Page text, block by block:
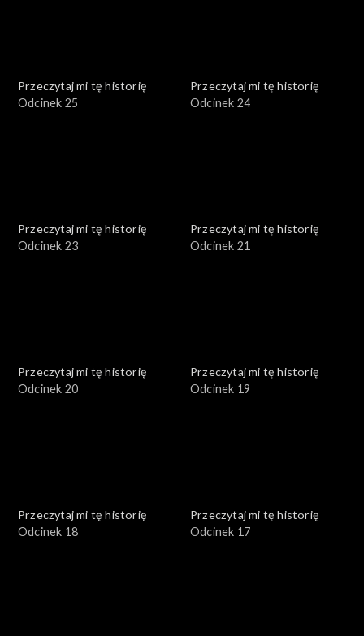
Przeczytaj mi tę historię
Odcinek 25
Przeczytaj mi tę historię
Odcinek 24
Przeczytaj mi tę historię
Odcinek 23
Przeczytaj mi tę historię
Odcinek 21
Przeczytaj mi tę historię
Odcinek 20
Przeczytaj mi tę historię
Odcinek 19
Przeczytaj mi tę historię
Odcinek 18
Przeczytaj mi tę historię
Odcinek 17